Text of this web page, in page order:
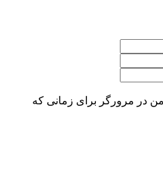
در مرورگر برای زمانی که